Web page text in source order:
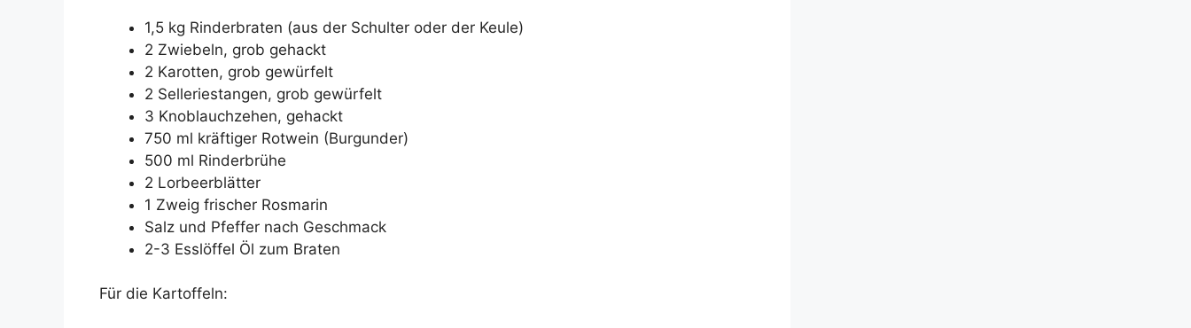
1,5 kg Rinderbraten (aus der Schulter oder der Keule)
2 Zwiebeln, grob gehackt
2 Karotten, grob gewürfelt
2 Selleriestangen, grob gewürfelt
3 Knoblauchzehen, gehackt
750 ml kräftiger Rotwein (Burgunder)
500 ml Rinderbrühe
2 Lorbeerblätter
1 Zweig frischer Rosmarin
Salz und Pfeffer nach Geschmack
2-3 Esslöffel Öl zum Braten
Für die Kartoffeln: